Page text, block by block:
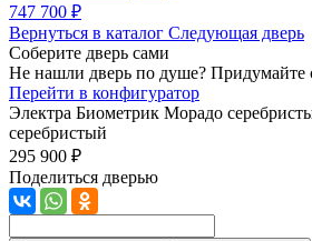
747 700 ₽
Вернуться в каталог Следующая дверь
Соберите дверь сами
Не нашли дверь по душе? Придумайте
Перейти в конфигуратор
Электра Биометрик Морадо
серебристый
295 900 ₽
Поделиться дверью